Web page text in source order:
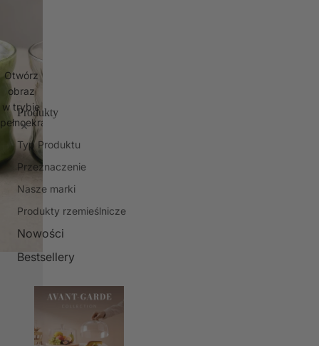
Produkty
Typ Produktu
Przeznaczenie
Nasze marki
Produkty rzemieślnicze
Nowości
Bestsellery
Otwórz
obraz
w trybie
pełnoekranowym